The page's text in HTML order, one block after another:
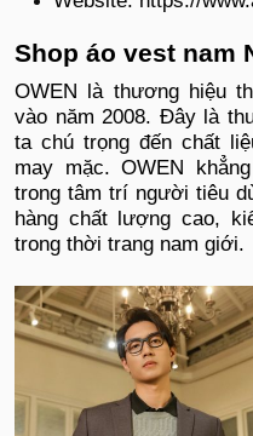
Shop áo vest nam
OWEN là thương hiệu
vào năm 2008. Đây là
ta chú trọng đến chất
may mặc. OWEN
trong tâm trí người tiêu
hàng chất lượng cao,
trong thời trang nam giới.